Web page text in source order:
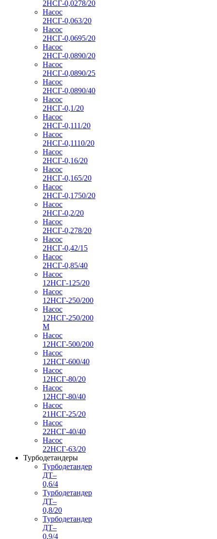
2НСГ-0,0278/20
Насос
2НСГ-0,063/20
Насос
2НСГ-0,0695/20
Насос
2НСГ-0,0890/20
Насос
2НСГ-0,0890/25
Насос
2НСГ-0,0890/40
Насос
2НСГ-0,1/20
Насос
2НСГ-0,111/20
Насос
2НСГ-0,1110/20
Насос
2НСГ-0,16/20
Насос
2НСГ-0,165/20
Насос
2НСГ-0,1750/20
Насос
2НСГ-0,2/20
Насос
2НСГ-0,278/20
Насос
2НСГ-0,42/15
Насос
2НСГ-0,85/40
Насос
12НСГ-125/20
Насос
12НСГ-250/200
Насос
12НСГ-250/200
М
Насос
12НСГ-500/200
Насос
12НСГ-600/40
Насос
12НСГ-80/20
Насос
12НСГ-80/40
Насос
21НСГ-25/20
Насос
22НСГ-40/40
Насос
22НСГ-63/20
Турбодетандеры
Турбодетандер
ДТ–
0,6/4
Турбодетандер
ДТ–
0,8/20
Турбодетандер
ДТ–
0,9/4